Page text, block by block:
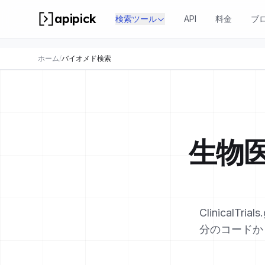
apipick 検索ツール API 料金 ブ
ホーム/バイオメド検索
生物
分のコード